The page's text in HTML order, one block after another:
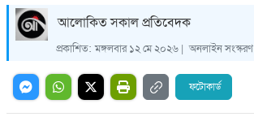
আলোকিত সকাল প্রতিবেদক
প্রকাশিত: মঙ্গলবার ১২ মে ২০২৬ | অনলাইন সংস্করণ
ফটোকার্ড